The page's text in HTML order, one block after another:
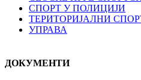
СПОРТ У ПОЛИЦИЈИ
ТЕРИТОРИЈАЛНИ
УПРАВА
ДОКУМЕНТИ